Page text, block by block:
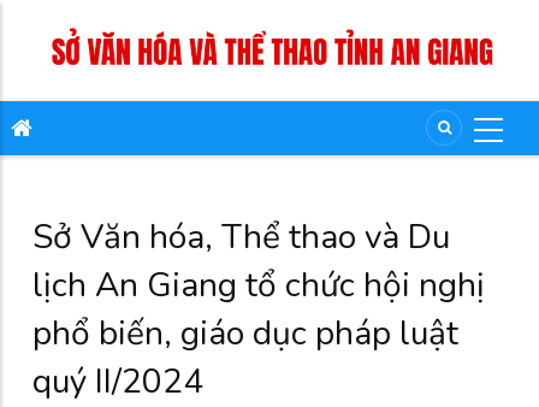
Sở Văn hóa, Thể thao và Du
lịch An Giang tổ chức hội nghị
phổ biến, giáo dục pháp luật
quý II/2024